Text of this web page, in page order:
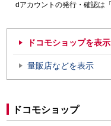
dアカウントの発行・確認は「
ドコモショップを表示
量販店などを表示
ドコモショップ